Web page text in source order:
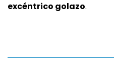
excéntrico golazo.